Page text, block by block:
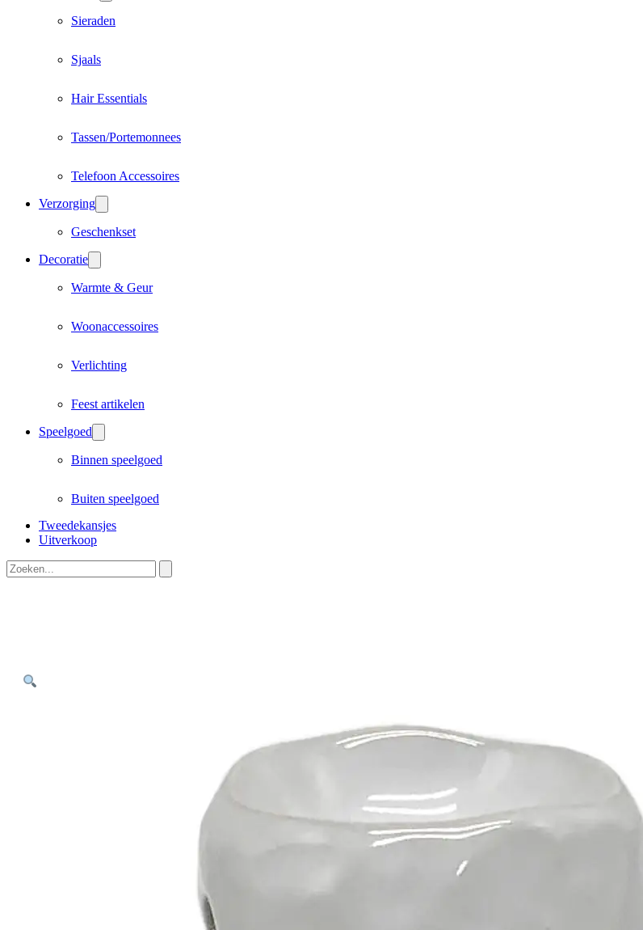
Sieraden
Sjaals
Hair Essentials
Tassen/Portemonnees
Telefoon Accessoires
Verzorging
Geschenkset
Decoratie
Warmte & Geur
Woonaccessoires
Verlichting
Feest artikelen
Speelgoed
Binnen speelgoed
Buiten speelgoed
Tweedekansjes
Uitverkoop
Zoeken